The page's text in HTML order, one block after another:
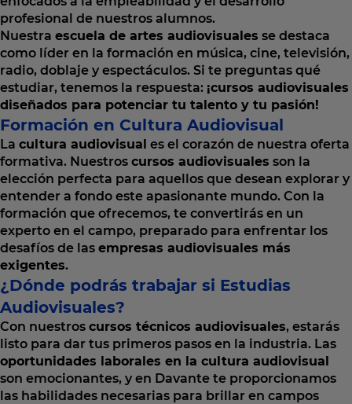
profesional de nuestros alumnos.
Nuestra escuela de artes audiovisuales se destaca
como líder en la formación en música, cine, televisión,
radio, doblaje y espectáculos. Si te preguntas qué
estudiar, tenemos la respuesta: ¡cursos audiovisuales
diseñados para potenciar tu talento y tu pasión!
Formación en Cultura Audiovisual
La cultura audiovisual es el corazón de nuestra oferta
formativa. Nuestros cursos audiovisuales son la
elección perfecta para aquellos que desean explorar y
entender a fondo este apasionante mundo. Con la
formación que ofrecemos, te convertirás en un
experto en el campo, preparado para enfrentar los
desafíos de las empresas audiovisuales más
exigentes.
¿Dónde podrás trabajar si Estudias
Audiovisuales?
Con nuestros cursos técnicos audiovisuales, estarás
listo para dar tus primeros pasos en la industria. Las
oportunidades laborales en la cultura audiovisual
son emocionantes, y en Davante te proporcionamos
las habilidades necesarias para brillar en campos